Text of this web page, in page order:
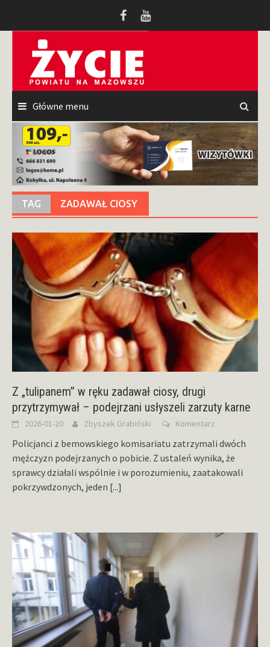
Główne menu
TAG ZADAWAŁ CIOSY
Z „tulipanem” w ręku zadawał ciosy, drugi
przytrzymywał – podejrzani usłyszeli zarzuty karne
2026-01-20 Zbyszek Grabiński Komentarz
Policjanci z bemowskiego komisariatu zatrzymali dwóch
mężczyzn podejrzanych o pobicie. Z ustaleń wynika, że
sprawcy działali wspólnie i w porozumieniu, zaatakowali
pokrzywdzonych, jeden [...]